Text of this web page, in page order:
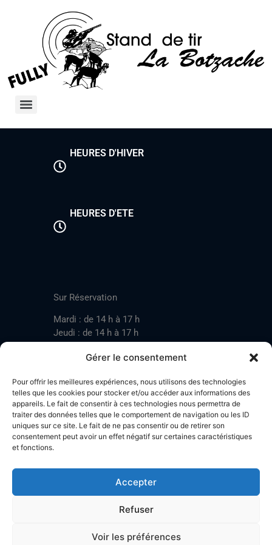
Gérer le consentement
Pour offrir les meilleures expériences, nous utilisons des technologies
telles que les cookies pour stocker et/ou accéder aux informations des
appareils. Le fait de consentir à ces technologies nous permettra de
traiter des données telles que le comportement de navigation ou les ID
uniques sur ce site. Le fait de ne pas consentir ou de retirer son
consentement peut avoir un effet négatif sur certaines caractéristiques
et fonctions.
Accepter
Refuser
Voir les préférences
HEURES D'HIVER
HEURES D'ETE
Sur Réservation
Mardi : de 14 h à 17 h
Jeudi : de 14 h à 17 h
Mardi : de 17 h à 20 h
Jeudi : de 17 h à 20 h
Samedi : de 14 h à 17 h
Stand de tir LA BOTZACHE
Près de Mazembroz
Tel: +41 (0)79 220 41 69
Plan d'accès